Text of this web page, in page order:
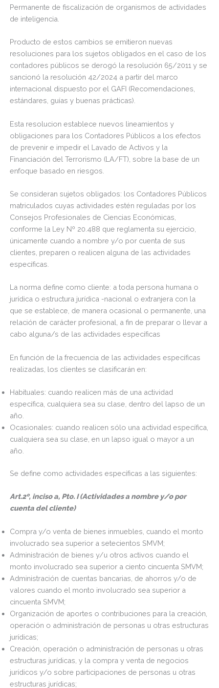
Permanente de fiscalización de organismos de actividades
de inteligencia.
Producto de estos cambios se emitieron nuevas
resoluciones para los sujetos obligados en el caso de los
contadores públicos se derogó la resolución 65/2011 y se
sancionó la resolución 42/2024 a partir del marco
internacional dispuesto por el GAFI (Recomendaciones,
estándares, guías y buenas prácticas).
Esta resolucion establece nuevos lineamientos y
obligaciones para los Contadores Públicos a los efectos
de prevenir e impedir el Lavado de Activos y la
Financiación del Terrorismo (LA/FT), sobre la base de un
enfoque basado en riesgos.
Se consideran sujetos obligados: los Contadores Públicos
matriculados cuyas actividades estén reguladas por los
Consejos Profesionales de Ciencias Económicas,
conforme la Ley Nº 20.488 que reglamenta su ejercicio,
únicamente cuando a nombre y/o por cuenta de sus
clientes, preparen o realicen alguna de las actividades
específicas.
La norma define como cliente: a toda persona humana o
jurídica o estructura jurídica -nacional o extranjera con la
que se establece, de manera ocasional o permanente, una
relación de carácter profesional, a fin de preparar o llevar a
cabo alguna/s de las actividades específicas
En función de la frecuencia de las actividades específicas
realizadas, los clientes se clasificarán en:
Habituales: cuando realicen más de una actividad
específica, cualquiera sea su clase, dentro del lapso de un
año.
Ocasionales: cuando realicen sólo una actividad específica,
cualquiera sea su clase, en un lapso igual o mayor a un
año.
Se define como actividades específicas a las siguientes:
Art.2º, inciso a, Pto. I (Actividades a nombre y/o por
cuenta del cliente)
Compra y/o venta de bienes inmuebles, cuando el monto
involucrado sea superior a setecientos SMVM;
Administración de bienes y/u otros activos cuando el
monto involucrado sea superior a ciento cincuenta SMVM;
Administración de cuentas bancarias, de ahorros y/o de
valores cuando el monto involucrado sea superior a
cincuenta SMVM;
Organización de aportes o contribuciones para la creación,
operación o administración de personas u otras estructuras
jurídicas;
Creación, operación o administración de personas u otras
estructuras jurídicas, y la compra y venta de negocios
jurídicos y/o sobre participaciones de personas u otras
estructuras jurídicas;